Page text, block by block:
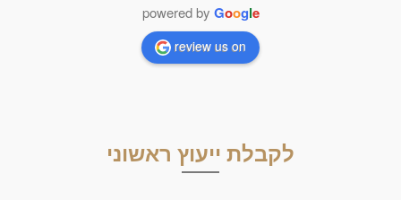
powered by Google
review us on
לקבלת ייעוץ ראשוני